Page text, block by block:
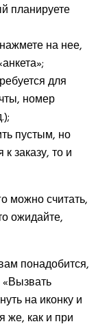
планируете
на нее,
для
номер
пустым, но
заказу, то и
можно считать,
ожидайте,
понадобится,
на иконку и
же, как и при